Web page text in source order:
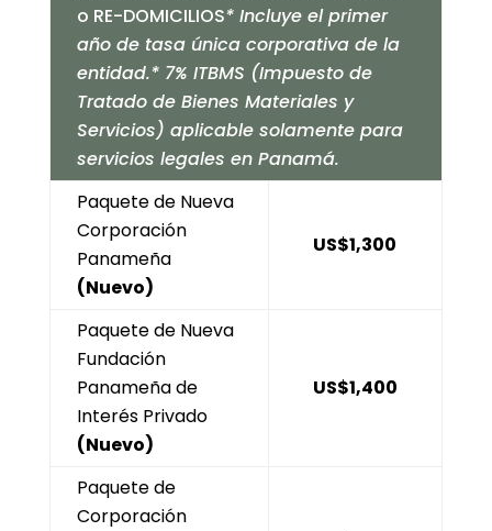
o RE-DOMICILIOS* Incluye el primer
año de tasa única corporativa de la
entidad.* 7% ITBMS (Impuesto de
Tratado de Bienes Materiales y
Servicios) aplicable solamente para
servicios legales en Panamá.
Paquete de Nueva
Corporación
Panameña
(Nuevo)
US$1,300
Paquete de Nueva
Fundación
Panameña de
Interés Privado
(Nuevo)
US$1,400
Paquete de
Corporación